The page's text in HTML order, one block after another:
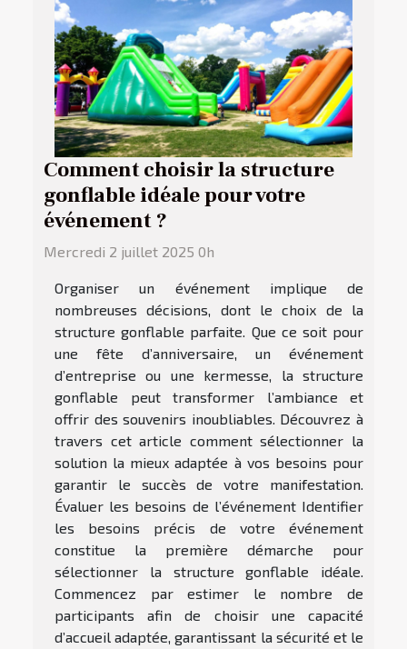
Comment choisir la structure
gonflable idéale pour votre
événement ?
Mercredi 2 juillet 2025 0h
Organiser un événement implique de
nombreuses décisions, dont le choix de la
structure gonflable parfaite. Que ce soit pour
une fête d’anniversaire, un événement
d’entreprise ou une kermesse, la structure
gonflable peut transformer l’ambiance et
offrir des souvenirs inoubliables. Découvrez à
travers cet article comment sélectionner la
solution la mieux adaptée à vos besoins pour
garantir le succès de votre manifestation.
Évaluer les besoins de l’événement Identifier
les besoins précis de votre événement
constitue la première démarche pour
sélectionner la structure gonflable idéale.
Commencez par estimer le nombre de
participants afin de choisir une capacité
d’accueil adaptée, garantissant la sécurité et le